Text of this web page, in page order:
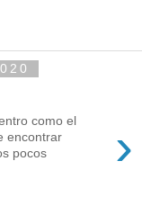
›
como el
encontrar
pocos